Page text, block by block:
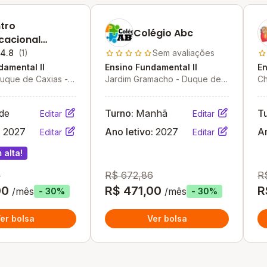
4.8 (1)
II
de Caxias -
Editar
2027 Editar
alta!
/mês - 30%
bolsa
Colégio Abc
Sem avaliações
Ensino Fundamental II
Jardim Gramacho - Duque de
Turno: Manhã Editar
Ano letivo: 2027 Editar
R$ 672,86
R$ 471,00 /mês - 30%
Ver bolsa